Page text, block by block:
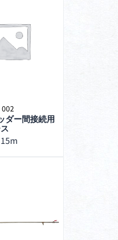
002
ダー間接続用